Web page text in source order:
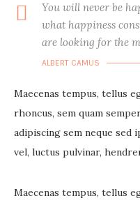
You will never be
what happiness
are looking for the
ALBERT CAMUS
Maecenas tempus, tellus
rhoncus, sem quam
adipiscing sem neque sed
vel, luctus pulvinar,
Maecenas tempus, tellus